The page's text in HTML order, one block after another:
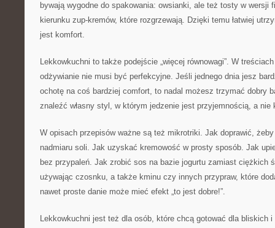
bywają wygodne do spakowania: owsianki, ale też tosty w wersji
kierunku zup-kremów, które rozgrzewają. Dzięki temu łatwiej
jest komfort.
Lekkowkuchni to także podejście „więcej równowagi”. W
odżywianie nie musi być perfekcyjne. Jeśli jednego dnia jesz
ochotę na coś bardziej comfort, to nadal możesz trzymać dobry
znaleźć własny styl, w którym jedzenie jest przyjemnością, a nie
W opisach przepisów ważne są też mikrotriki. Jak doprawić,
nadmiaru soli. Jak uzyskać kremowość w prosty sposób. Jak
bez przypaleń. Jak zrobić sos na bazie jogurtu zamiast ciężkich
używając czosnku, a także kminu czy innych przypraw, które
nawet proste danie może mieć efekt „to jest dobre!”.
Lekkowkuchni jest też dla osób, które chcą gotować dla bliskich